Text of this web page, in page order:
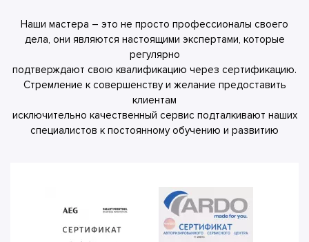
Наши мастера – это не просто профессионалы своего
дела, они являются настоящими экспертами, которые
регулярно
подтверждают свою квалификацию через сертификацию.
Стремление к совершенству и желание предоставить
клиентам
исключительно качественный сервис подталкивают наших
специалистов к постоянному обучению и развитию